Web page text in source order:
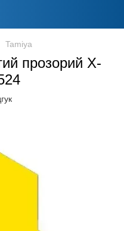
Tamiya
прозорий X-